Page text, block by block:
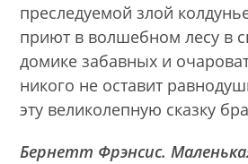
преследуемой злой
приют в волшебном лесу в
домике забавных и
никого не оставит
эту великолепную сказку
Бернетт Фрэнсис.